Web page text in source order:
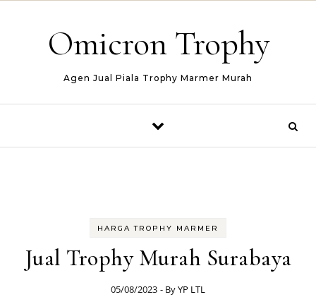
Omicron Trophy
Agen Jual Piala Trophy Marmer Murah
HARGA TROPHY MARMER
Jual Trophy Murah Surabaya
05/08/2023 - ByYP LTL